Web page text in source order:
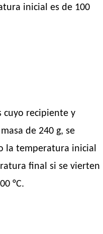
inicial es de 100
cuyo recipiente y
de 240 g, se
la temperatura inicial
final si se vierten
°C.